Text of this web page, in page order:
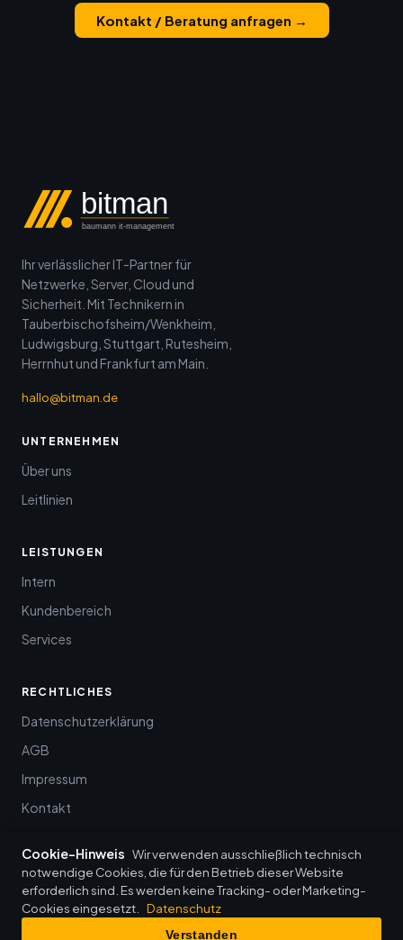
Kontakt / Beratung anfragen →
bitman
baumann it-management
Ihr verlässlicher IT-Partner für
Netzwerke, Server, Cloud und
Sicherheit. Mit Technikern in
Tauberbischofsheim/Wenkheim,
Ludwigsburg, Stuttgart, Rutesheim,
Herrnhut und Frankfurt am Main.
hallo@bitman.de
UNTERNEHMEN
Über uns
Leitlinien
LEISTUNGEN
Intern
Kundenbereich
Services
RECHTLICHES
Datenschutzerklärung
AGB
Impressum
Kontakt
© 2026 baumann it-management · Wenkheim
Datenschutz·Impressum·AGB·Login
Cookie-Hinweis Wir verwenden ausschließlich technisch
notwendige Cookies, die für den Betrieb dieser Website
erforderlich sind. Es werden keine Tracking- oder Marketing-
Cookies eingesetzt.
Datenschutz
Verstanden